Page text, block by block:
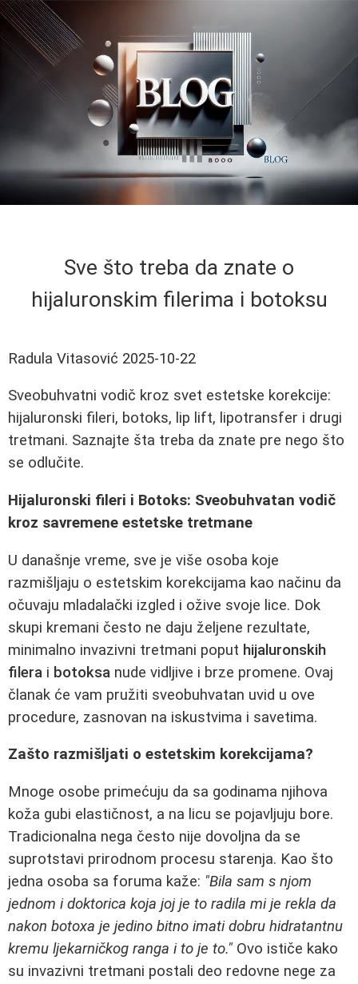
Sve što treba da znate o
hijaluronskim filerima i botoksu
Radula Vitasović 2025-10-22
Sveobuhvatni vodič kroz svet estetske korekcije:
hijaluronski fileri, botoks, lip lift, lipotransfer i drugi
tretmani. Saznajte šta treba da znate pre nego što
se odlučite.
Hijaluronski fileri i Botoks: Sveobuhvatan vodič
kroz savremene estetske tretmane
U današnje vreme, sve je više osoba koje
razmišljaju o estetskim korekcijama kao načinu da
očuvaju mladalački izgled i ožive svoje lice. Dok
skupi kremani često ne daju željene rezultate,
minimalno invazivni tretmani poput hijaluronskih
filera i botoksa nude vidljive i brze promene. Ovaj
članak će vam pružiti sveobuhvatan uvid u ove
procedure, zasnovan na iskustvima i savetima.
Zašto razmišljati o estetskim korekcijama?
Mnoge osobe primećuju da sa godinama njihova
koža gubi elastičnost, a na licu se pojavljuju bore.
Tradicionalna nega često nije dovoljna da se
suprotstavi prirodnom procesu starenja. Kao što
jedna osoba sa foruma kaže: "Bila sam s njom
jednom i doktorica koja joj je to radila mi je rekla da
nakon botoxa je jedino bitno imati dobru hidratantnu
kremu ljekarničkog ranga i to je to." Ovo ističe kako
su invazivni tretmani postali deo redovne nege za